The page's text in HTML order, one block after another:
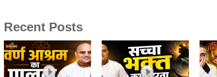
Recent Posts